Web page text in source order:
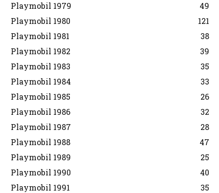
Playmobil 1979
49
Playmobil 1980
121
Playmobil 1981
38
Playmobil 1982
39
Playmobil 1983
35
Playmobil 1984
33
Playmobil 1985
26
Playmobil 1986
32
Playmobil 1987
28
Playmobil 1988
47
Playmobil 1989
25
Playmobil 1990
40
Playmobil 1991
35